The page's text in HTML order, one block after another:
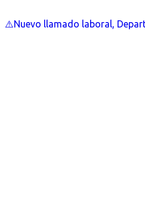
⚠️Nuevo llamado laboral,